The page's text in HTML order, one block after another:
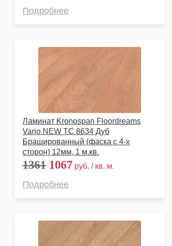
Подробнее
Ламинат Kronospan Floordreams
Vario NEW TC 8634 Дуб
Брашированный (фаска с 4-х
сторон) 12мм, 1 м.кв.
1361 1067 руб. / кв. м.
Подробнее